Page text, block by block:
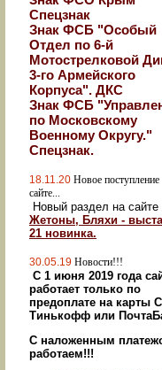
Спецзнак
Знак ФСБ "Особый
Отдел по 6-й
Мотострелковой
3-го Армейского
Корпуса". ДКС
Знак ФСБ
по Московскому
Военному Округу."
Спецзнак.
18.11.20 Новое поступление
сайте...
Новый раздел на сайте
Жетоны, Бляхи -
21 новинка.
30.05.19 Новости!!!
С 1 июня 2019 года
работает только по
предоплате на карты
Тинькофф или
С наложенным
работаем!!!